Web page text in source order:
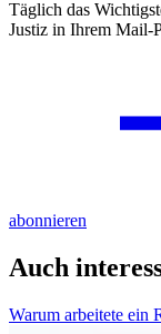
Täglich das
Justiz in Ihrem Mail-
abonnieren
Auch
Warum arbeitete ein